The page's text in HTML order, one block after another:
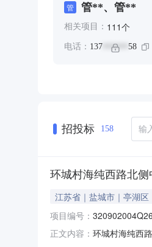
管 管**、管**
相关项目： 111个
电话： 137 ****** 58
招投标 158
环城村海纯西路北
江苏省｜盐城市｜亭湖区
项目编号：
正文内容： 环城村海纯西